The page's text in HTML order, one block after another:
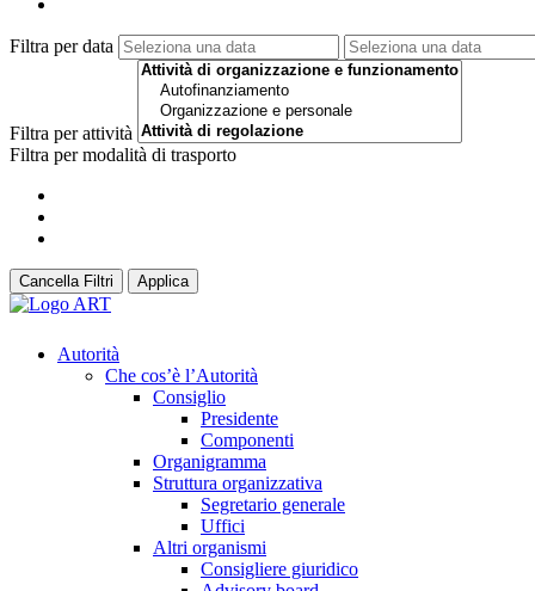
Filtra per data
Filtra per attività
Filtra per modalità di trasporto
Cancella Filtri Applica
Autorità
Che cos’è l’Autorità
Consiglio
Presidente
Componenti
Organigramma
Struttura organizzativa
Segretario generale
Uffici
Altri organismi
Consigliere giuridico